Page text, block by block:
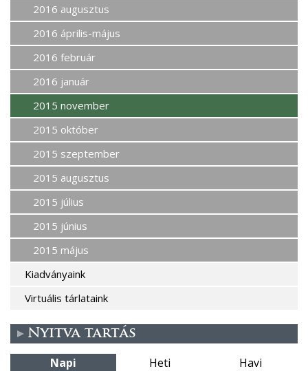
2016 augusztus
2016 április-május
2016 február
2016 január
2015 november
2015 október
2015 szeptember
2015 augusztus
2015 július
2015 június
2015 május
Kiadványaink
Virtuális tárlataink
Nyitva tartás
Napi Heti Havi